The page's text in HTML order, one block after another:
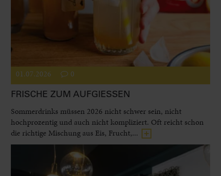
01.07.2026 0
FRISCHE ZUM AUFGIESSEN
Sommerdrinks müssen 2026 nicht schwer sein, nicht
hochprozentig und auch nicht kompliziert. Oft reicht schon
die richtige Mischung aus Eis, Frucht,...